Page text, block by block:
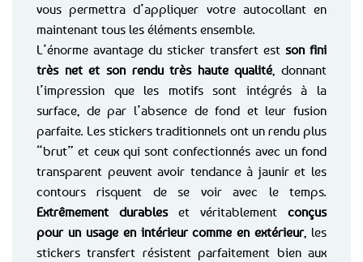
vous permettra d’appliquer votre autocollant en
maintenant tous les éléments ensemble.
L’énorme avantage du sticker transfert est son fini
très net et son rendu très haute qualité, donnant
l’impression que les motifs sont intégrés à la
surface, de par l’absence de fond et leur fusion
parfaite. Les stickers traditionnels ont un rendu plus
“brut” et ceux qui sont confectionnés avec un fond
transparent peuvent avoir tendance à jaunir et les
contours risquent de se voir avec le temps.
Extrêmement durableset véritablement conçus
pour un usage en intérieur comme en extérieur, les
stickers transfert résistent parfaitement bien aux